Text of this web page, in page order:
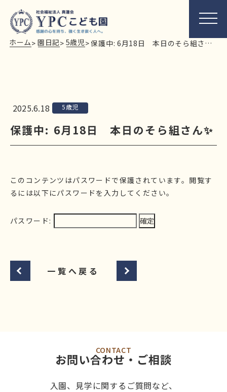
ホーム> 園日記> 5歳児> 保護中: 6月18日 本日のそら組さん✨
2025.6.18 5歳児
保護中: 6月18日 本日のそら組さん✨
このコンテンツはパスワードで保護されています。閲覧す
るには以下にパスワードを入力してください。
パスワード:
一覧へ戻る
CONTACT
お問い合わせ・ご相談
入園、見学に関するご質問など、